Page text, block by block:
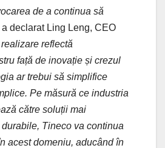
de a continua să
a declarat Ling Leng, CEO
reflectă
față de inovație și crezul
ar trebui să simplifice
Pe măsură ce industria
către soluții mai
Tineco va continua
acest domeniu, aducând în